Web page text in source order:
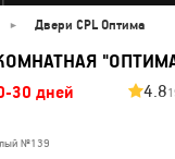
Двери CPL Оптима
30 дней 4.8
№139